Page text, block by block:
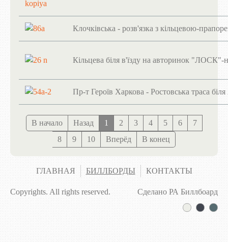
Клочківська - розв'язка з кільцевою-
Кільцева біля в'їзду на авторинок "ЛОСК"-
Пр-т Героїв Харкова - Ростовська траса
В начало Назад 1 2 3 4 5 6
7
8
9 10 Вперёд В конец
ГЛАВНАЯ БИЛЛБОРДЫ КОНТАКТЫ
Copyrights. All rights reserved. Сделано РА Биллбоард